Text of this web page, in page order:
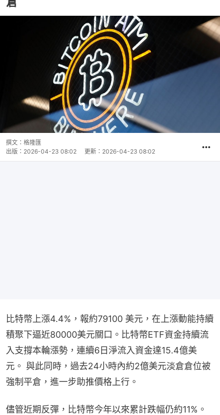
撰文： 格隆匯
出版： 2026-04-23 08:02 更新： 2026-04-23 08:02
比特幣上漲4.4%，報約79100 美元，在上漲動能持續
積聚下逼近80000美元關口。比特幣ETF資金持續流
入支撐本輪漲勢，連續6日淨流入資金達15.4億美
元。 與此同時，過去24小時內約2億美元淡倉倉位被
強制平倉，進一步助推價格上行。
儘管近期反彈，比特幣今年以來累計跌幅仍約11%。